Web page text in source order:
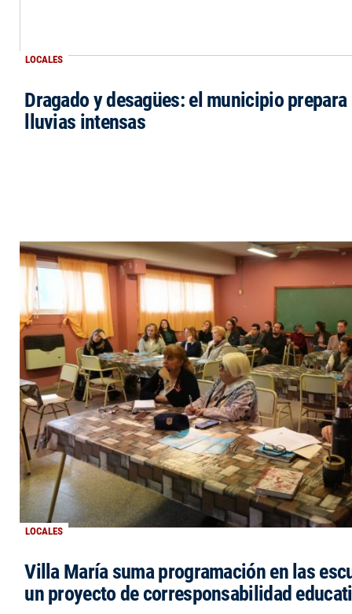
LOCALES
Dragado y desagües: el municipio
lluvias intensas
LOCALES
Villa María suma programación en las
un proyecto de corresponsabilidad